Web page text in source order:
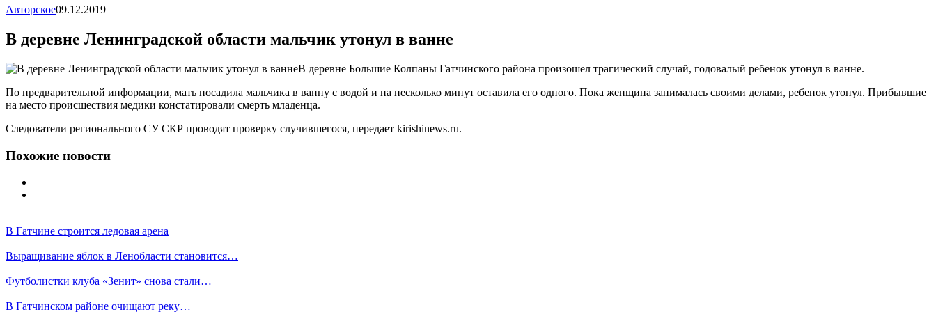
Авторское09.12.2019
В деревне Ленинградской области мальчик утонул в ванне
В деревне Большие Колпаны Гатчинского района произошел трагический случай, годовалый ребенок утонул в ванне.
По предварительной информации, мать посадила мальчика в ванну с водой и на несколько минут оставила его одного. Пока женщина занималась своими делами, ребенок утонул. Прибывшие
на место происшествия медики констатировали смерть младенца.
Следователи регионального СУ СКР проводят проверку случившегося, передает kirishinews.ru.
Похожие новости
В Гатчине строится ледовая арена
Выращивание яблок в Ленобласти становится…
Футболистки клуба «Зенит» снова стали…
В Гатчинском районе очищают реку…